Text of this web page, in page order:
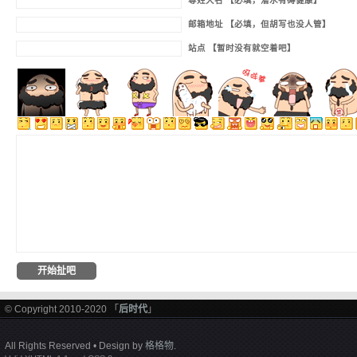
邮箱地址 【必填，但胡写也没人管】
站点 【暂时没有就空着吧】
© Copyright 2010-2020 「 后时代 」
All Rights Reserved • Design by 格格物.